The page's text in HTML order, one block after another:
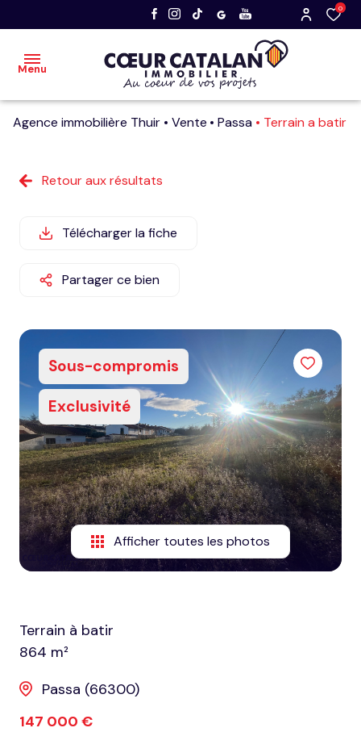
0
Menu
acheter
ventes
estimer
honoraires
nous
contacter
notre
agence
nos
partenaires
Agence immobilière Thuir Vente Passa Terrain a batir
Retour aux résultats
Télécharger la fiche
Partager ce bien
Sous-compromis
Exclusivité
Afficher toutes les photos
Terrain à batir
864 m²
Passa (66300)
147 000 €